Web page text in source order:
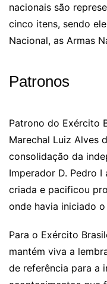
nacionais são
cinco itens, sendo
Nacional, as Armas
Patronos
Patrono do Exército
Marechal Luiz Alves
consolidação da
Imperador D. Pedro
criada e pacificou
onde havia iniciado
Para o Exército
mantém viva a
de referência para a